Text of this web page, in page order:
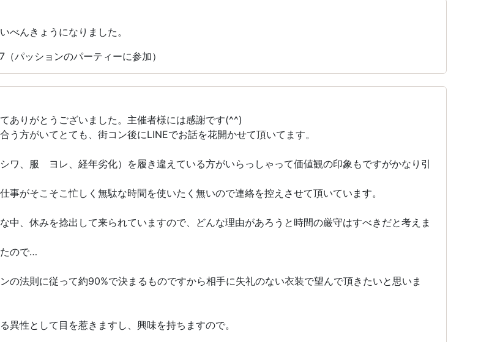
べんきょうになりました。
パッションのパーティーに参加）
ありがとうございました。主催者様には感謝です(^^)
う方がいてとても、街コン後にLINEでお話を花開かせて頂いてます。
ワ、服 ヨレ、経年劣化）を履き違えている方がいらっしゃって価値観の印象もですがかなり引
事がそこそこ忙しく無駄な時間を使いたく無いので連絡を控えさせて頂いています。
中、休みを捻出して来られていますので、どんな理由があろうと時間の厳守はすべきだと考えま
ので…
の法則に従って約90%で決まるものですから相手に失礼のない衣装で望んで頂きたいと思いま
異性として目を惹きますし、興味を持ちますので。